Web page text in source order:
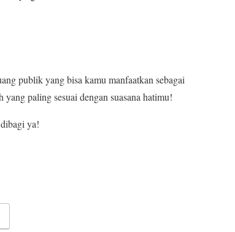
publik yang bisa kamu manfaatkan sebagai
paling sesuai dengan suasana hatimu!
ya!